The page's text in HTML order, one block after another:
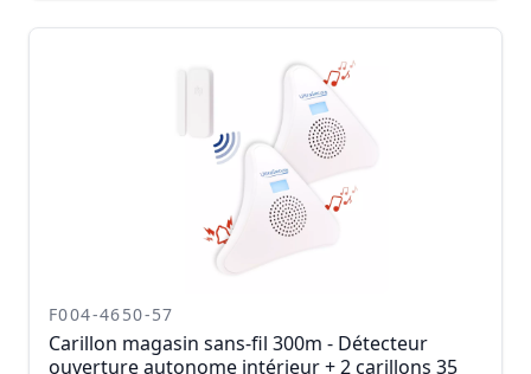
F004-4650-57
Carillon magasin sans-fil 300m - Détecteur
ouverture autonome intérieur + 2 carillons 35